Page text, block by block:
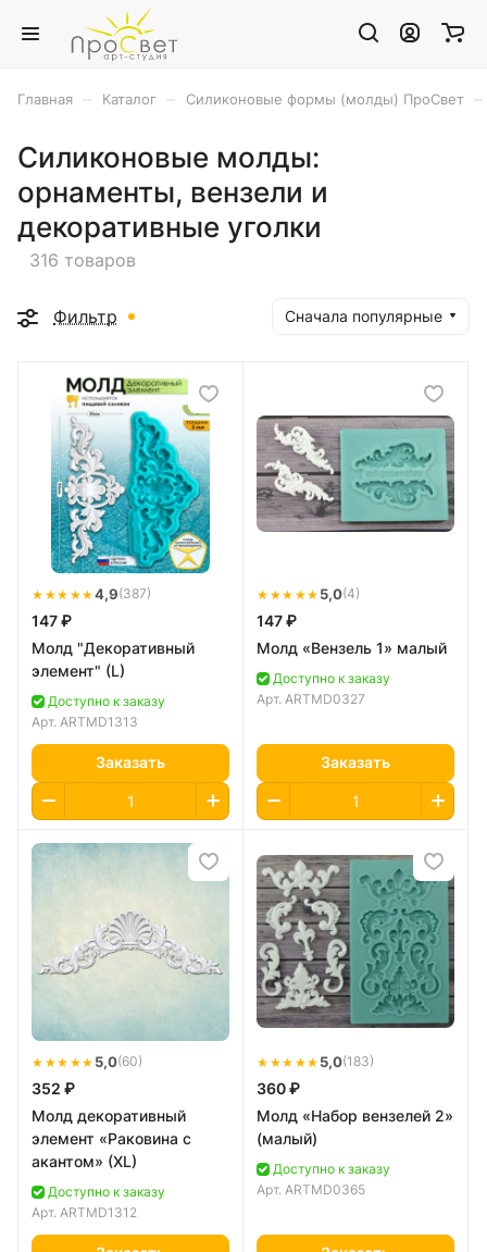
Главная Каталог Силиконовые формы (молды) ПроСвет
Силиконовые молды:
орнаменты, вензели и
декоративные уголки
316 товаров
Фильтр Сначала популярные
★★★★★4,9(387)
147 ₽
Молд "Декоративный
элемент" (L)
Доступно к заказу
Арт. ARTMD1313
Заказать
★★★★★ 5,0(4)
147 ₽
Молд «Вензель 1» малый
Доступно к заказу
Арт. ARTMD0327
Заказать
★★★★★ 5,0(60)
352 ₽
Молд декоративный
элемент «Раковина с
акантом» (XL)
Доступно к заказу
Арт. ARTMD1312
★★★★★ 5,0(183)
360 ₽
Молд «Набор вензелей 2»
(малый)
Доступно к заказу
Арт. ARTMD0365